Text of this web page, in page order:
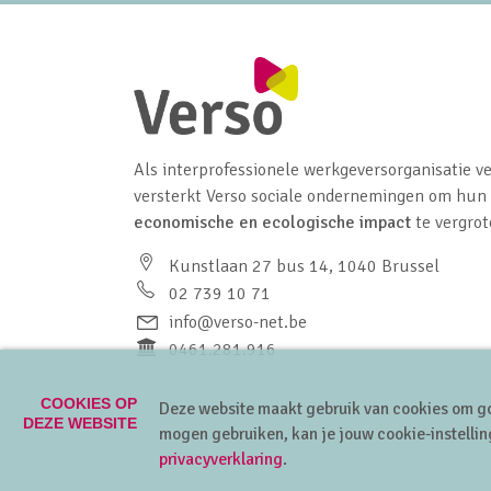
Als interprofessionele werkgeversorganisatie
versterkt Verso sociale ondernemingen om hun
economische en ecologische impact te
Kunstlaan 27 bus 14, 1040 Brussel
02 739 10 71
info@verso-net.be
0461.281.916
COOKIES OP
DEZE WEBSITE
Deze website maakt gebruik van cookies om
mogen gebruiken, kan je jouw cookie-
privacyverklaring.